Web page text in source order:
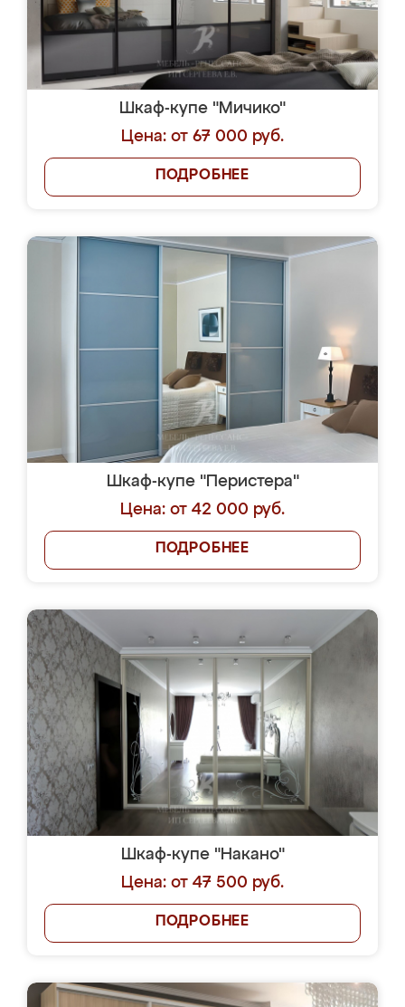
Шкаф-купе "Мичико"
Цена: от 67 000 руб.
ПОДРОБНЕЕ
Шкаф-купе "Перистера"
Цена: от 42 000 руб.
ПОДРОБНЕЕ
Шкаф-купе "Накано"
Цена: от 47 500 руб.
ПОДРОБНЕЕ